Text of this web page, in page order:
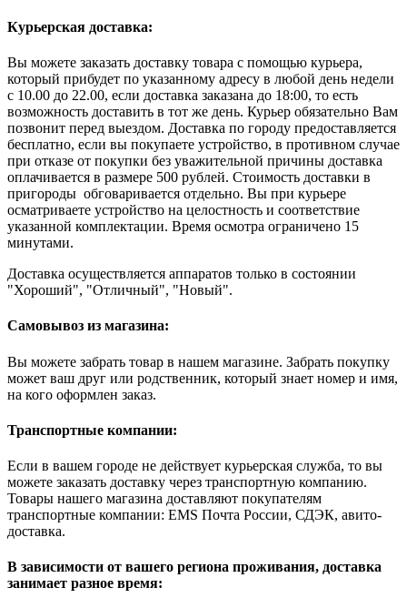
Курьерская доставка:
Вы можете заказать доставку товара с помощью курьера,
который прибудет по указанному адресу в любой день недели
с 10.00 до 22.00, если доставка заказана до 18:00, то есть
возможность доставить в тот же день. Курьер обязательно Вам
позвонит перед выездом. Доставка по городу предоставляется
бесплатно, если вы покупаете устройство, в противном случае
при отказе от покупки без уважительной причины доставка
оплачивается в размере 500 рублей. Стоимость доставки в
пригороды обговаривается отдельно. Вы при курьере
осматриваете устройство на целостность и соответствие
указанной комплектации. Время осмотра ограничено 15
минутами.
Доставка осуществляется аппаратов только в состоянии
"Хороший", "Отличный", "Новый".
Самовывоз из магазина:
Вы можете забрать товар в нашем магазине. Забрать покупку
может ваш друг или родственник, который знает номер и имя,
на кого оформлен заказ.
Транспортные компании:
Если в вашем городе не действует курьерская служба, то вы
можете заказать доставку через транспортную компанию.
Товары нашего магазина доставляют покупателям
транспортные компании: EMS Почта России, СДЭК, авито-
доставка.
В зависимости от вашего региона проживания, доставка
занимает разное время: